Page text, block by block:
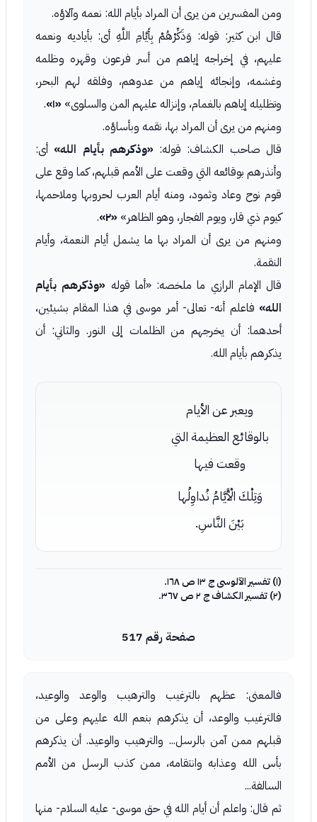
ومن المفسرين من يرى أن المراد بأيام الله: نعمه وآلاؤه.
قال ابن كثير: قوله: وَذَكِّرْهُمْ بِأَيَّامِ اللَّهِ أى: بأياديه ونعمه
عليهم، في إخراجه إياهم من أسر فرعون وقهره وظلمه
وغشمه، وإنجائه إياهم من عدوهم، وفلقه لهم البحر،
وتظليله إياهم بالغمام، وإنزاله عليهم المن والسلوى» «١» .
ومنهم من يرى أن المراد بها، نقمه وبأساؤه.
قال صاحب الكشاف: قوله: «وذكرهم بأيام الله» أى:
وأنذرهم بوقائعه التي وقعت على الأمم قبلهم، كما وقع على
قوم نوح وعاد وثمود، ومنه أيام العرب لحروبها وملاحمها،
كيوم ذي قار، ويوم الفجار، وهو الظاهر» «٢»
.
ومنهم من يرى أن المراد بها ما يشمل أيام النعمة، وأيام
النقمة.
قال الإمام الرازي ما ملخصه: «أما قوله «وذكرهم بأيام
الله» فاعلم أنه- تعالى- أمر موسى في هذا المقام بشيئين،
أحدهما: أن يخرجهم من الظلمات إلى النور. والثاني: أن
يذكرهم بأيام الله.
ويعبر عن الأيام
بالوقائع العظيمة التي
وقعت فيها
وَتِلْكَ الْأَيَّامُ نُداوِلُها
بَيْنَ النَّاسِ.
(١) تفسير الآلوسى ج ١٣ ص ١٦٨.
(٢) تفسير الكشاف ج ٢ ص ٣٦٧.
صفحة رقم 517
فالمعنى: عظهم بالترغيب والترهيب والوعد والوعيد،
فالترغيب والوعد، أن يذكرهم بنعم الله عليهم وعلى من
قبلهم ممن آمن بالرسل... والترهيب والوعيد. أن يذكرهم
بأس الله وعذابه وانتقامه، ممن كذب الرسل من الأمم
السالفة...
ثم قال: واعلم أن أيام الله في حق موسى- عليه السلام- منها